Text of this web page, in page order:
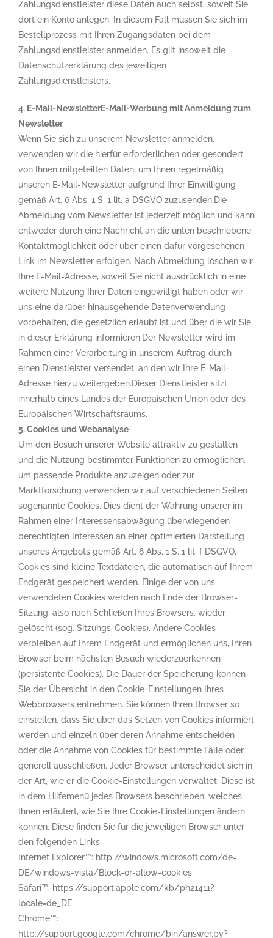
Zahlungsdienstleister diese Daten auch selbst, soweit Sie
dort ein Konto anlegen. In diesem Fall müssen Sie sich im
Bestellprozess mit Ihren Zugangsdaten bei dem
Zahlungsdienstleister anmelden. Es gilt insoweit die
Datenschutzerklärung des jeweiligen
Zahlungsdienstleisters.
4. E-Mail-NewsletterE-Mail-Werbung mit Anmeldung zum
Newsletter
Wenn Sie sich zu unserem Newsletter anmelden,
verwenden wir die hierfür erforderlichen oder gesondert
von Ihnen mitgeteilten Daten, um Ihnen regelmäßig
unseren E-Mail-Newsletter aufgrund Ihrer Einwilligung
gemäß Art. 6 Abs. 1 S. 1 lit. a DSGVO zuzusenden.Die
Abmeldung vom Newsletter ist jederzeit möglich und kann
entweder durch eine Nachricht an die unten beschriebene
Kontaktmöglichkeit oder über einen dafür vorgesehenen
Link im Newsletter erfolgen. Nach Abmeldung löschen wir
Ihre E-Mail-Adresse, soweit Sie nicht ausdrücklich in eine
weitere Nutzung Ihrer Daten eingewilligt haben oder wir
uns eine darüber hinausgehende Datenverwendung
vorbehalten, die gesetzlich erlaubt ist und über die wir Sie
in dieser Erklärung informieren.Der Newsletter wird im
Rahmen einer Verarbeitung in unserem Auftrag durch
einen Dienstleister versendet, an den wir Ihre E-Mail-
Adresse hierzu weitergeben.Dieser Dienstleister sitzt
innerhalb eines Landes der Europäischen Union oder des
Europäischen Wirtschaftsraums.
5. Cookies und Webanalyse
Um den Besuch unserer Website attraktiv zu gestalten
und die Nutzung bestimmter Funktionen zu ermöglichen,
um passende Produkte anzuzeigen oder zur
Marktforschung verwenden wir auf verschiedenen Seiten
sogenannte Cookies. Dies dient der Wahrung unserer im
Rahmen einer Interessensabwägung überwiegenden
berechtigten Interessen an einer optimierten Darstellung
unseres Angebots gemäß Art. 6 Abs. 1 S. 1 lit. f DSGVO.
Cookies sind kleine Textdateien, die automatisch auf Ihrem
Endgerät gespeichert werden. Einige der von uns
verwendeten Cookies werden nach Ende der Browser-
Sitzung, also nach Schließen Ihres Browsers, wieder
gelöscht (sog. Sitzungs-Cookies). Andere Cookies
verbleiben auf Ihrem Endgerät und ermöglichen uns, Ihren
Browser beim nächsten Besuch wiederzuerkennen
(persistente Cookies). Die Dauer der Speicherung können
Sie der Übersicht in den Cookie-Einstellungen Ihres
Webbrowsers entnehmen. Sie können Ihren Browser so
einstellen, dass Sie über das Setzen von Cookies informiert
werden und einzeln über deren Annahme entscheiden
oder die Annahme von Cookies für bestimmte Fälle oder
generell ausschließen. Jeder Browser unterscheidet sich in
der Art, wie er die Cookie-Einstellungen verwaltet. Diese ist
in dem Hilfemenü jedes Browsers beschrieben, welches
Ihnen erläutert, wie Sie Ihre Cookie-Einstellungen ändern
können. Diese finden Sie für die jeweiligen Browser unter
den folgenden Links:
Internet Explorer™: http://windows.microsoft.com/de-
DE/windows-vista/Block-or-allow-cookies
Safari™: https://support.apple.com/kb/ph21411?
locale=de_DE
Chrome™:
http://support.google.com/chrome/bin/answer.py?